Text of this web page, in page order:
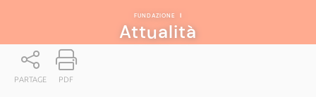
FUNDAZIONE |
Attualità
PARTAGE PDF